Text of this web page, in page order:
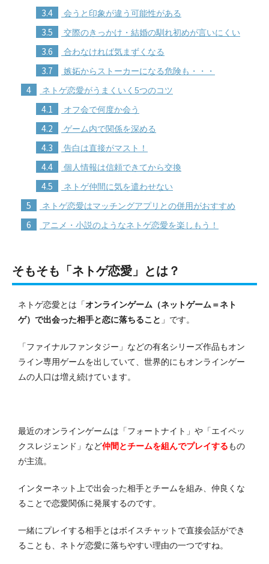
3.4 会うと印象が違う可能性がある
3.5 交際のきっかけ・結婚の馴れ初めが言いにくい
3.6 合わなければ気まずくなる
3.7 嫉妬からストーカーになる危険も・・・
4 ネトゲ恋愛がうまくいく5つのコツ
4.1 オフ会で何度か会う
4.2 ゲーム内で関係を深める
4.3 告白は直接がマスト！
4.4 個人情報は信頼できてから交換
4.5 ネトゲ仲間に気を遣わせない
5 ネトゲ恋愛はマッチングアプリとの併用がおすすめ
6 アニメ・小説のようなネトゲ恋愛を楽しもう！
そもそも「ネトゲ恋愛」とは？
ネトゲ恋愛とは「オンラインゲーム（ネットゲーム＝ネト
ゲ）で出会った相手と恋に落ちること 」です。
「ファイナルファンタジー」などの有名シリーズ作品もオン
ライン専用ゲームを出していて、世界的にもオンラインゲー
ムの人口は増え続けています。
最近のオンラインゲームは「フォートナイト」や「エイペッ
クスレジェンド」など仲間とチームを組んでプレイするもの
が主流。
インターネット上で出会った相手とチームを組み、仲良くな
ることで恋愛関係に発展するのです。
一緒にプレイする相手とはボイスチャットで直接会話ができ
ることも、ネトゲ恋愛に落ちやすい理由の一つですね。